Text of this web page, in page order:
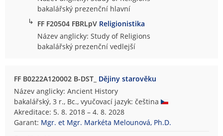
bakalářský prezenční hlavní
↳ FF F20504 FBRLpV Religionistika
Název anglicky: Study of Religions
bakalářský prezenční vedlejší
FF B0222A120002 B-DST_ Dějiny starověku
Název anglicky: Ancient History
bakalářský, 3 r., Bc., vyučovací jazyk: čeština
Akreditace: 5. 8. 2018 – 4. 8. 2028
Garant: Mgr. et Mgr. Markéta Melounová, Ph.D.